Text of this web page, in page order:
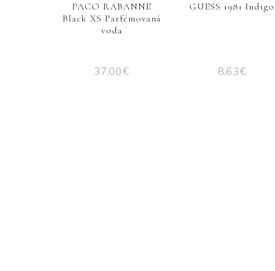
PACO RABANNE
Black XS Parfémovaná
voda
37,00€
GUESS 1981 Indigo
8,63€